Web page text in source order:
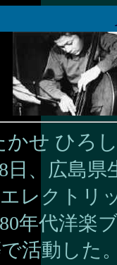
かせ ひろ
日、広島
レクトリ
年代洋楽
活動した